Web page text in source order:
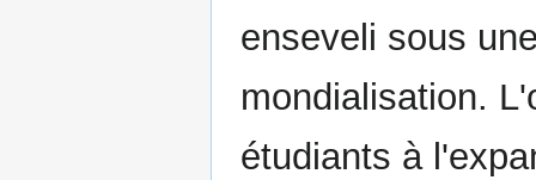
enseveli sous
mondialisation.
étudiants à